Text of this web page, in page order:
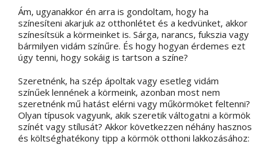
Ám, ugyanakkor én arra is gondoltam, hogy ha
színesíteni akarjuk az otthonlétet és a kedvünket, akkor
színesítsük a körmeinket is. Sárga, narancs, fukszia vagy
bármilyen vidám színűre. És hogy hogyan érdemes ezt
úgy tenni, hogy sokáig is tartson a színe?
Szeretnénk, ha szép ápoltak vagy esetleg vidám
színűek lennének a körmeink, azonban most nem
szeretnénk mű hatást elérni vagy műkörmöket feltenni?
Olyan típusok vagyunk, akik szeretik váltogatni a körmök
színét vagy stílusát? Akkor következzen néhány hasznos
és költséghatékony tipp a körmök otthoni lakkozásához: